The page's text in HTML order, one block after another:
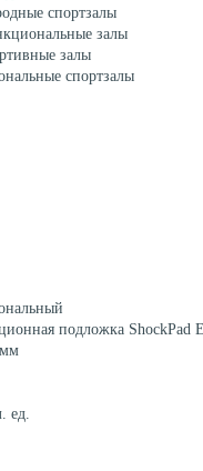
спортзалы
залы
залы
спортзалы
подложка ShockPad
ед.